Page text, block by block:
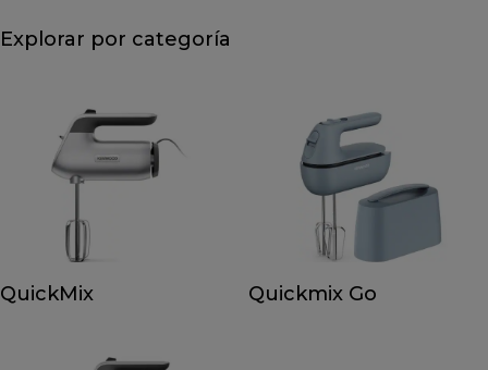
Explorar por categoría
QuickMix Quickmix Go